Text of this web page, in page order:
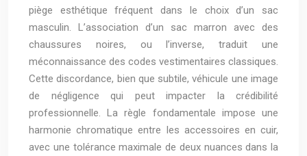
piège esthétique fréquent dans le choix d’un sac
masculin. L’association d’un sac marron avec des
chaussures noires, ou l’inverse, traduit une
méconnaissance des codes vestimentaires classiques.
Cette discordance, bien que subtile, véhicule une image
de négligence qui peut impacter la crédibilité
professionnelle. La règle fondamentale impose une
harmonie chromatique entre les accessoires en cuir,
avec une tolérance maximale de deux nuances dans la